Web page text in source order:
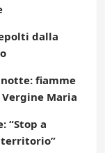
dalla
fiamme
Maria
“Stop a